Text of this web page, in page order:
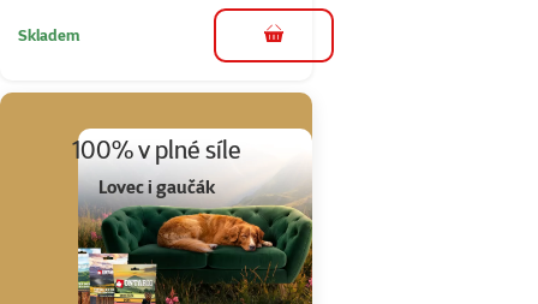
Skladem do košíku
100% v plné síle
Lovec i gaučák